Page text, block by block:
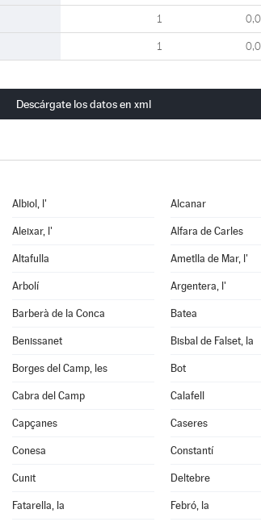
1
1
Descárgate los datos en xml
Albiol, l' Alcanar
Aleixar, l' Alfara de Carles
Altafulla Ametlla de Mar, l'
Arbolí Argentera, l'
Barberà de la Conca Batea
Benissanet Bisbal de Falset, la
Borges del Camp, les Bot
Cabra del Camp Calafell
Capçanes Caseres
Conesa Constantí
Cunit Deltebre
Fatarella, la Febró, la